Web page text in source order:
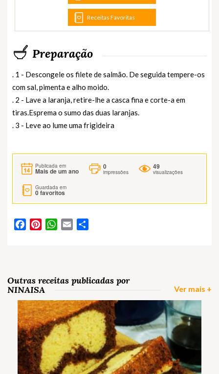
Receitas Favoritas
Preparação
. 1 - Descongele os filete de salmão. De seguida tempere-os
com sal, pimenta e alho moido.
. 2 - Lave a laranja, retire-lhe a casca fina e corte-a em
tiras.Esprema o sumo das duas laranjas.
. 3 - Leve ao lume uma frigideira
Publicada em
Mais de um ano
0
impressões
49
visualizações
Guardada em
0favoritos
FacebookPinterestWhatsApp
Email
Outras receitas publicadas por
NINAISA
Ver mais +